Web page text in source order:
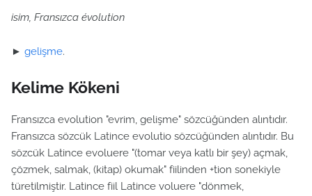
isim, Fransızca évolution
► gelişme.
Kelime Kökeni
Fransızca evolution "evrim, gelişme" sözcüğünden alıntıdır.
Fransızca sözcük Latince evolutio sözcüğünden alıntıdır. Bu
sözcük Latince evoluere "(tomar veya katlı bir şey) açmak,
çözmek, salmak, (kitap) okumak" fiilinden +tion sonekiyle
türetilmiştir. Latince fiil Latince voluere "dönmek,